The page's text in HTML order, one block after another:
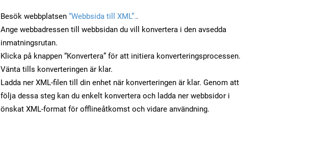
Besök webbplatsen “Webbsida till XML”..
Ange webbadressen till webbsidan du vill konvertera i den avsedda
inmatningsrutan.
Klicka på knappen “Konvertera” för att initiera konverteringsprocessen.
Vänta tills konverteringen är klar.
Ladda ner XML-filen till din enhet när konverteringen är klar. Genom att
följa dessa steg kan du enkelt konvertera och ladda ner webbsidor i
önskat XML-format för offlineåtkomst och vidare användning.